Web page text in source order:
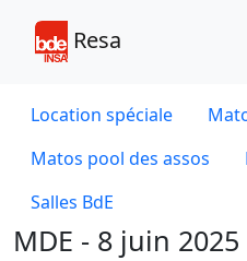
Resa
Location spéciale
Matos pool des assos
Salles BdE
MDE - 8 juin 2025